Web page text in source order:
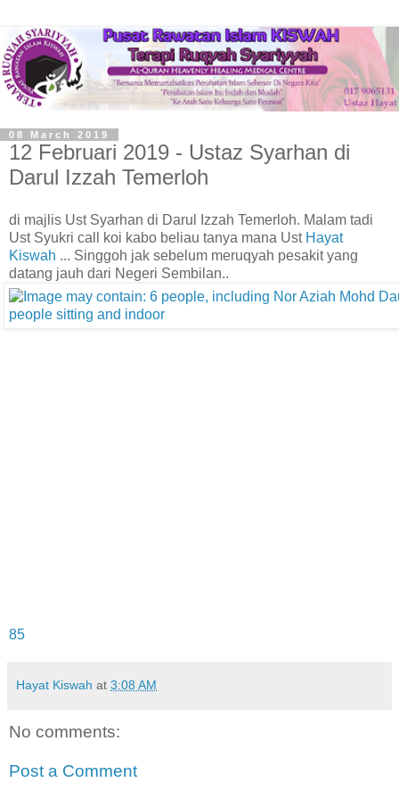
08 March 2019
12 Februari 2019 - Ustaz Syarhan di
Darul Izzah Temerloh
di majlis Ust Syarhan di Darul Izzah Temerloh. Malam tadi
Ust Syukri call koi kabo beliau tanya mana Ust Hayat
Kiswah ... Singgoh jak sebelum meruqyah pesakit yang
datang jauh dari Negeri Sembilan..
85
Hayat Kiswah at 3:08 AM
No comments:
Post a Comment